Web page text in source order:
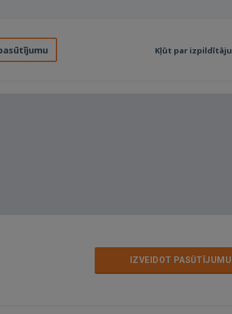
Kļūt par izpildītāju
IZVEIDOT PASŪTĪJUMU